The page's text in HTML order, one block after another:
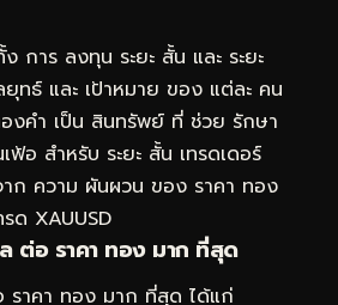
การ ลงทุน ระยะ สั้น และ ระยะ
ธ์ และ เป้าหมาย ของ แต่ละ คน
องคำ เป็น สินทรัพย์ ที่ ช่วย รักษา
ฟ้อ สำหรับ ระยะ สั้น เทรดเดอร์
าก ความ ผันผวน ของ ราคา ทอง
ด XAUUSD
ต่อ ราคา ทอง มาก ที่สุด
าคา ทอง มาก ที่สุด ได้แก่